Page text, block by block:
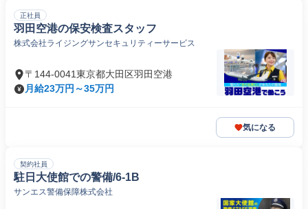
正社員
羽田空港の保安検査スタッフ
株式会社ライジングサンセキュリティーサービス
〒144-0041東京都大田区羽田空港
月給23万円～35万円
気になる
契約社員
駐日大使館での警備/6-1B
サンエス警備保障株式会社